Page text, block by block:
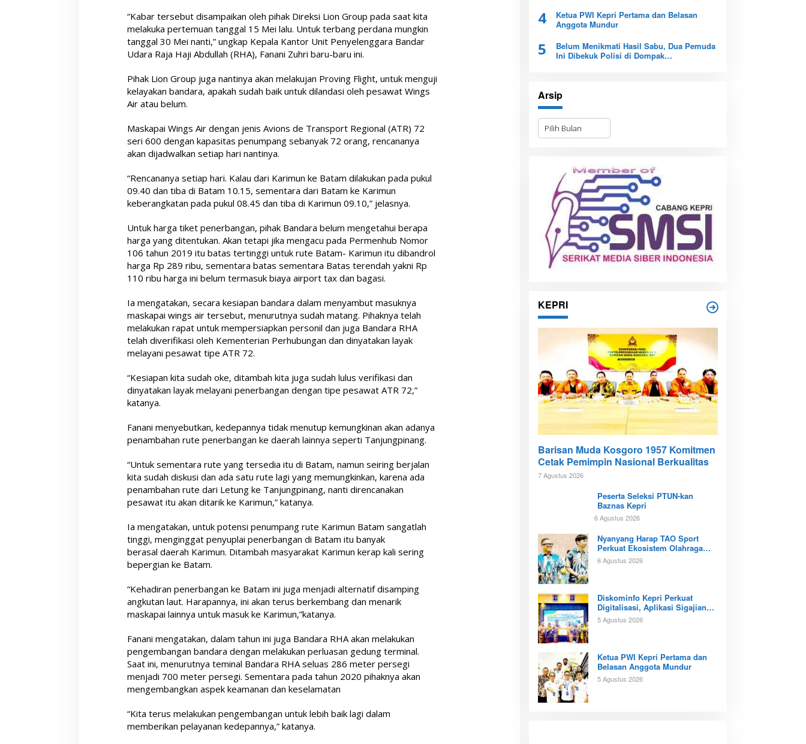
“Kabar tersebut disampaikan oleh pihak Direksi Lion Group pada saat kita
melakuka pertemuan tanggal 15 Mei lalu. Untuk terbang perdana mungkin
tanggal 30 Mei nanti,” ungkap Kepala Kantor Unit Penyelenggara Bandar
Udara Raja Haji Abdullah (RHA), Fanani Zuhri baru-baru ini.
Pihak Lion Group juga nantinya akan melakujan Proving Flight, untuk menguji
kelayakan bandara, apakah sudah baik untuk dilandasi oleh pesawat Wings
Air atau belum.
Maskapai Wings Air dengan jenis Avions de Transport Regional (ATR) 72
seri 600 dengan kapasitas penumpang sebanyak 72 orang, rencananya
akan dijadwalkan setiap hari nantinya.
“Rencananya setiap hari. Kalau dari Karimun ke Batam dilakukan pada pukul
09.40 dan tiba di Batam 10.15, sementara dari Batam ke Karimun
keberangkatan pada pukul 08.45 dan tiba di Karimun 09.10,” jelasnya.
Untuk harga tiket penerbangan, pihak Bandara belum mengetahui berapa
harga yang ditentukan. Akan tetapi jika mengacu pada Permenhub Nomor
106 tahun 2019 itu batas tertinggi untuk rute Batam- Karimun itu dibandrol
harga Rp 289 ribu, sementara batas sementara Batas terendah yakni Rp
110 ribu harga ini belum termasuk biaya airport tax dan bagasi.
Ia mengatakan, secara kesiapan bandara dalam menyambut masuknya
maskapai wings air tersebut, menurutnya sudah matang. Pihaknya telah
melakukan rapat untuk mempersiapkan personil dan juga Bandara RHA
telah diverifikasi oleh Kementerian Perhubungan dan dinyatakan layak
melayani pesawat tipe ATR 72.
“Kesiapan kita sudah oke, ditambah kita juga sudah lulus verifikasi dan
dinyatakan layak melayani penerbangan dengan tipe pesawat ATR 72,”
katanya.
Fanani menyebutkan, kedepannya tidak menutup kemungkinan akan adanya
penambahan rute penerbangan ke daerah lainnya seperti Tanjungpinang.
“Untuk sementara rute yang tersedia itu di Batam, namun seiring berjalan
kita sudah diskusi dan ada satu rute lagi yang memungkinkan, karena ada
penambahan rute dari Letung ke Tanjungpinang, nanti direncanakan
pesawat itu akan ditarik ke Karimun,” katanya.
Ia mengatakan, untuk potensi penumpang rute Karimun Batam sangatlah
tinggi, menginggat penyuplai penerbangan di Batam itu banyak
berasal daerah Karimun. Ditambah masyarakat Karimun kerap kali sering
bepergian ke Batam.
“Kehadiran penerbangan ke Batam ini juga menjadi alternatif disamping
angkutan laut. Harapannya, ini akan terus berkembang dan menarik
maskapai lainnya untuk masuk ke Karimun,”katanya.
Fanani mengatakan, dalam tahun ini juga Bandara RHA akan melakukan
pengembangan bandara dengan melakukan perluasan gedung terminal.
Saat ini, menurutnya teminal Bandara RHA seluas 286 meter persegi
menjadi 700 meter persegi. Sementara pada tahun 2020 pihaknya akan
mengembangkan aspek keamanan dan keselamatan
“Kita terus melakukan pengembangan untuk lebih baik lagi dalam
memberikan pelayanan kedepannya,” katanya.
4
Ketua PWI Kepri Pertama dan Belasan
Anggota Mundur
5
Belum Menikmati Hasil Sabu, Dua Pemuda
Ini Dibekuk Polisi di Dompak
Arsip
A
s
KEPRI
Barisan Muda Kosgoro 1957 Komitmen
Cetak Pemimpin Nasional Berkualitas
7 Agustus 2026
Peserta Seleksi PTUN-kan
Baznas Kepri
6 Agustus 2026
Nyanyang Harap TAO Sport
Perkuat Ekosistem Olahraga
Padel di Kota Batam
6 Agustus 2026
Diskominfo Kepri Perkuat
Digitalisasi, Aplikasi Sigajian
Sudah Terintegrasi TTE
5 Agustus 2026
Ketua PWI Kepri Pertama dan
Belasan Anggota Mundur
5 Agustus 2026